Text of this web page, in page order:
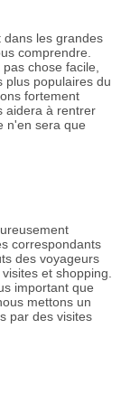
dans les grandes
comprendre.
chose facile,
plus populaires du
fortement
aidera à rentrer
n'en sera que
correspondants
des voyageurs
et shopping.
important que
mettons un
par des visites